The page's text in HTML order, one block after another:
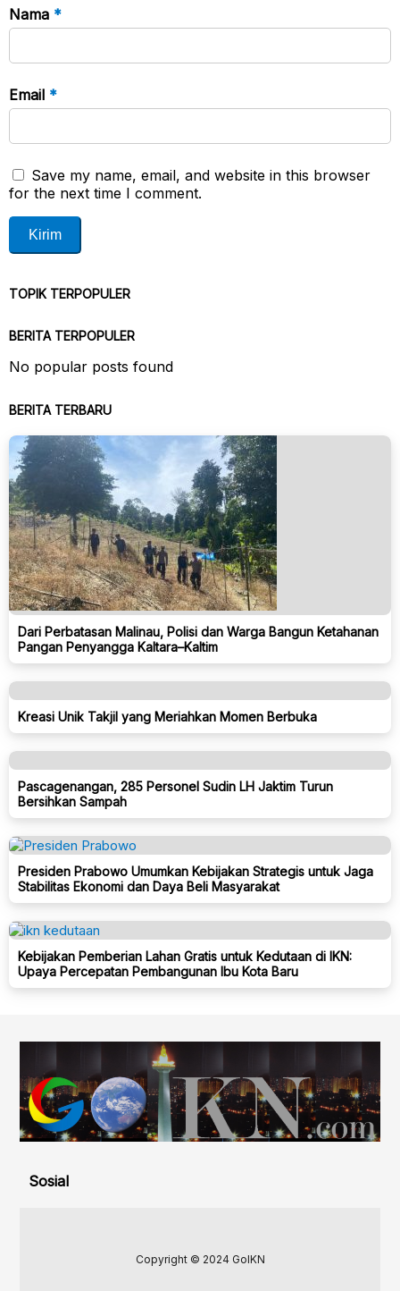
Nama *
Email *
Save my name, email, and website in this browser
for the next time I comment.
TOPIK TERPOPULER
BERITA TERPOPULER
No popular posts found
BERITA TERBARU
Dari Perbatasan Malinau, Polisi dan Warga Bangun Ketahanan
Pangan Penyangga Kaltara–Kaltim
Kreasi Unik Takjil yang Meriahkan Momen Berbuka
Pascagenangan, 285 Personel Sudin LH Jaktim Turun
Bersihkan Sampah
Presiden Prabowo Umumkan Kebijakan Strategis untuk Jaga
Stabilitas Ekonomi dan Daya Beli Masyarakat
Kebijakan Pemberian Lahan Gratis untuk Kedutaan di IKN:
Upaya Percepatan Pembangunan Ibu Kota Baru
Sosial
Copyright © 2024 GoIKN